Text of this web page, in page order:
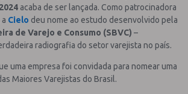
acaba de ser lançada. Como patrocinadora
Cielo deu nome ao estudo desenvolvido pela
de Varejo e Consumo (SBVC) –
radiografia do setor varejista no país.
uma empresa foi convidada para nomear uma
Maiores Varejistas do Brasil.